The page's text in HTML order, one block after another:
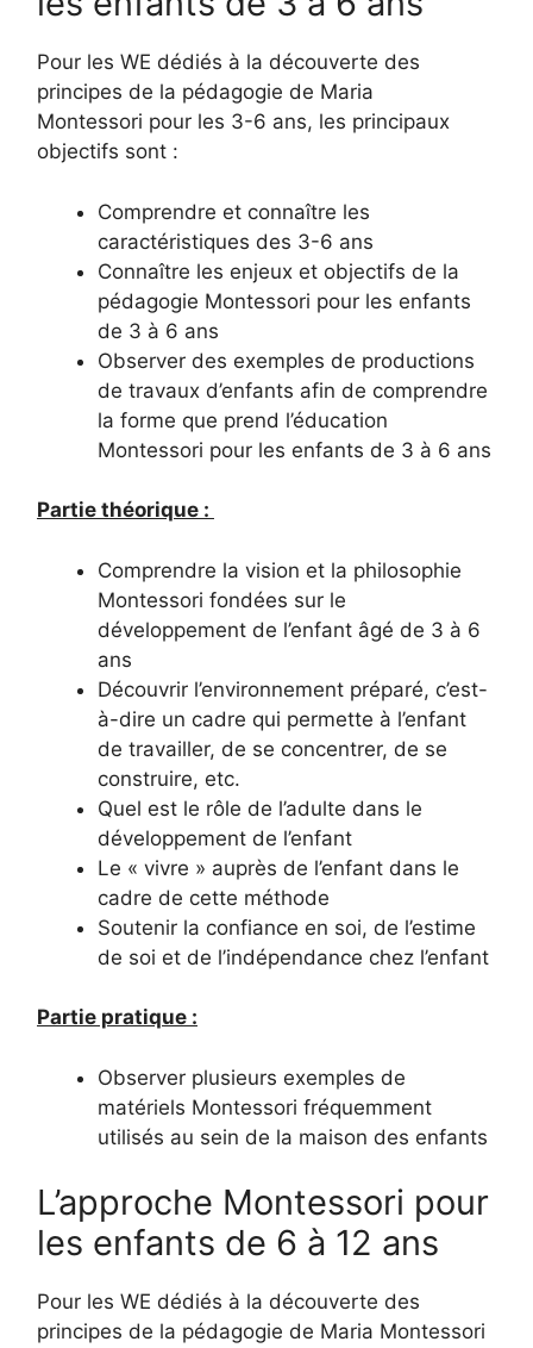
Pour les WE dédiés à la découverte des
principes de la pédagogie de Maria
Montessori pour les 3-6 ans, les principaux
objectifs sont :
Comprendre et connaître les
caractéristiques des 3-6 ans
Connaître les enjeux et objectifs de la
pédagogie Montessori pour les enfants
de 3 à 6 ans
Observer des exemples de productions
de travaux d’enfants afin de comprendre
la forme que prend l’éducation
Montessori pour les enfants de 3 à 6 ans
Partie théorique :
Comprendre la vision et la philosophie
Montessori fondées sur le
développement de l’enfant âgé de 3 à 6
ans
Découvrir l’environnement préparé, c’est-
à-dire un cadre qui permette à l’enfant
de travailler, de se concentrer, de se
construire, etc.
Quel est le rôle de l’adulte dans le
développement de l’enfant
Le « vivre » auprès de l’enfant dans le
cadre de cette méthode
Soutenir la confiance en soi, de l’estime
de soi et de l’indépendance chez l’enfant
Partie pratique :
Observer plusieurs exemples de
matériels Montessori fréquemment
utilisés au sein de la maison des enfants
L’approche Montessori pour
les enfants de 6 à 12 ans
Pour les WE dédiés à la découverte des
principes de la pédagogie de Maria Montessori